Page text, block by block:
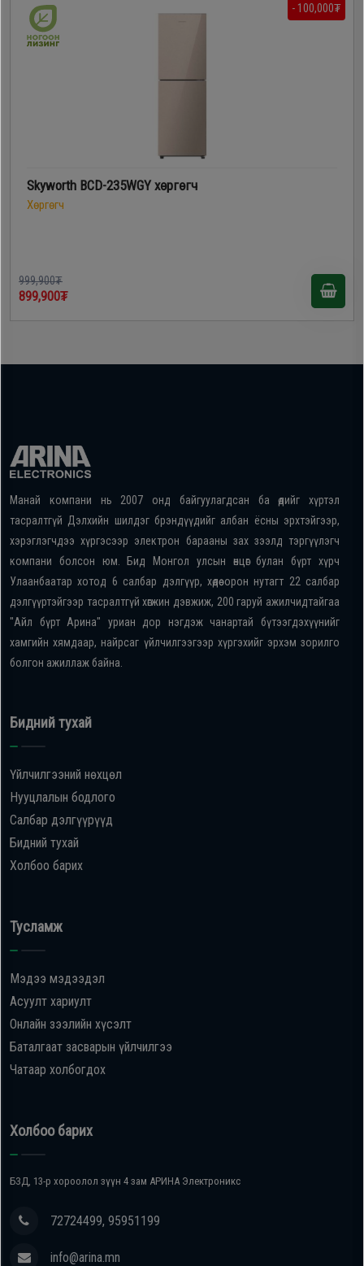
- 100,000₮
Skyworth BCD-235WGY хөргөгч
Хөргөгч
999,900₮
899,900₮
Манай компани нь 2007 онд байгуулагдсан ба өдийг хүртэл
тасралтгүй Дэлхийн шилдэг брэндүүдийг албан ёсны эрхтэйгээр,
хэрэглэгчдээ хүргэсээр электрон барааны зах зээлд тэргүүлэгч
компани болсон юм. Бид Монгол улсын өнцөг булан бүрт хүрч
Улаанбаатар хотод 6 салбар дэлгүүр, хөдөө орон нутагт 22 салбар
дэлгүүртэйгээр тасралтгүй хөгжин дэвжиж, 200 гаруй ажилчидтайгаа
"Айл бүрт Арина" уриан дор нэгдэж чанартай бүтээгдэхүүнийг
хамгийн хямдаар, найрсаг үйлчилгээгээр хүргэхийг эрхэм зорилго
болгон ажиллаж байна.
Бидний тухай
Үйлчилгээний нөхцөл
Нууцлалын бодлого
Салбар дэлгүүрүүд
Бидний тухай
Холбоо барих
Тусламж
Мэдээ мэдээдэл
Асуулт хариулт
Онлайн зээлийн хүсэлт
Баталгаат засварын үйлчилгээ
Чатаар холбогдох
Холбоо барих
БЗД, 13-р хороолол зүүн 4 зам АРИНА Электроникс
72724499, 95951199
info@arina.mn